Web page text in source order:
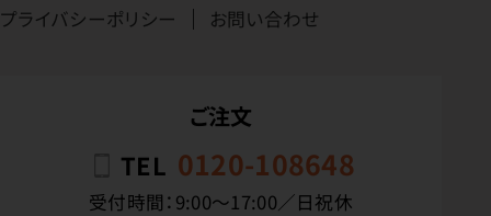
プライバシーポリシー
お問い合わせ
ご注文
TEL 0120-108648
受付時間：9:00〜17:00／日祝休